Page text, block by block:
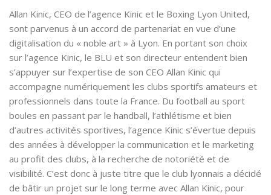
Allan Kinic, CEO de l’agence Kinic et le Boxing Lyon United,
sont parvenus à un accord de partenariat en vue d’une
digitalisation du « noble art » à Lyon. En portant son choix
sur l’agence Kinic, le BLU et son directeur entendent bien
s’appuyer sur l’expertise de son CEO Allan Kinic qui
accompagne numériquement les clubs sportifs amateurs et
professionnels dans toute la France. Du football au sport
boules en passant par le handball, l’athlétisme et bien
d’autres activités sportives, l’agence Kinic s’évertue depuis
des années à développer la communication et le marketing
au profit des clubs, à la recherche de notoriété et de
visibilité. C’est donc à juste titre que le club lyonnais a décidé
de bâtir un projet sur le long terme avec Allan Kinic, pour